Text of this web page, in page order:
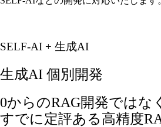
SELF-AI + 生成AI
生成AI 個別開発
0からのRAG開発ではな
すでに定評ある高精度